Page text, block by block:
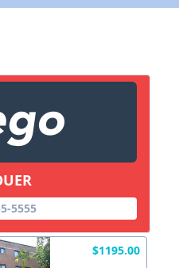
5555
$1195.00
X Fermer
inclus dans courriel)
X Fermer